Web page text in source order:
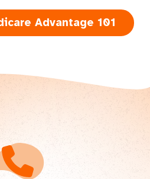
Advantage 101